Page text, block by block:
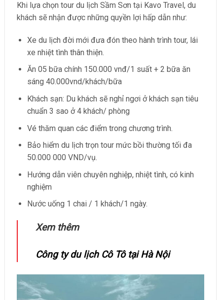
Khi lựa chọn tour du lịch Sầm Sơn tại Kavo Travel, du
khách sẽ nhận được những quyền lợi hấp dẫn như:
Xe du lịch đời mới đưa đón theo hành trình tour, lái
xe nhiệt tình thân thiện.
Ăn 05 bữa chính 150.000 vnđ/1 suất + 2 bữa ăn
sáng 40.000vnd/khách/bữa
Khách sạn: Du khách sẽ nghỉ ngơi ở khách sạn tiêu
chuẩn 3 sao ở 4 khách/ phòng
Vé thăm quan các điểm trong chương trình.
Bảo hiểm du lịch trọn tour mức bồi thường tối đa
50.000 000 VND/vụ.
Hướng dẫn viên chuyên nghiệp, nhiệt tình, có kinh
nghiệm
Nước uống 1 chai / 1 khách/1 ngày.
Xem thêm
Công ty du lịch Cô Tô tại Hà Nội